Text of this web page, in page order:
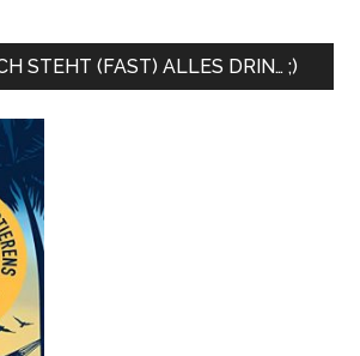
STEHT (FAST) ALLES DRIN… ;)